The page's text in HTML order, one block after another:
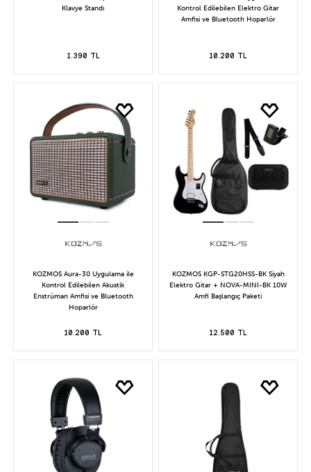
Klavye Standı
1.390 TL
Kontrol Edilebilen Elektro Gitar
Amfisi ve Bluetooth Hoparlör
10.200 TL
KOZMOS Aura-30 Uygulama ile
Kontrol Edilebilen Akustik
Enstrüman Amfisi ve Bluetooth
Hoparlör
10.200 TL
KOZMOS KGP-STG20HSS-BK Siyah
Elektro Gitar + NOVA-MINI-BK 10W
Amfi Başlangıç Paketi
12.500 TL